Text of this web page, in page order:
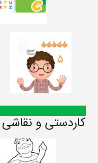
کاردستی و نقاشی